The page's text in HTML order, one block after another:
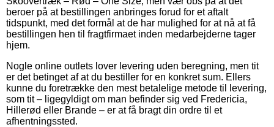
beroer på at bestillingen anbringes forud for et aftalt
tidspunkt, med det formål at de har mulighed for at nå at få
bestillingen hen til fragtfirmaet inden medarbejderne tager
hjem.
Nogle online outlets lover levering uden beregning, men tit
er det betinget af at du bestiller for en konkret sum. Ellers
kunne du foretrække den mest betalelige metode til levering,
som tit – ligegyldigt om man befinder sig ved Fredericia,
Hillerød eller Brande – er at få bragt din ordre til et
afhentningssted.